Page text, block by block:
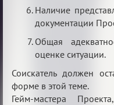
Наличие
документации
Общая
оценке ситуации.
Соискатель должен
форме в этой теме.
Гейм-мастера